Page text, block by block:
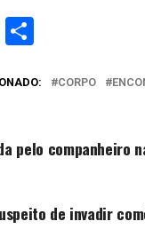
Share
CORPO
pelo companheiro
de invadir